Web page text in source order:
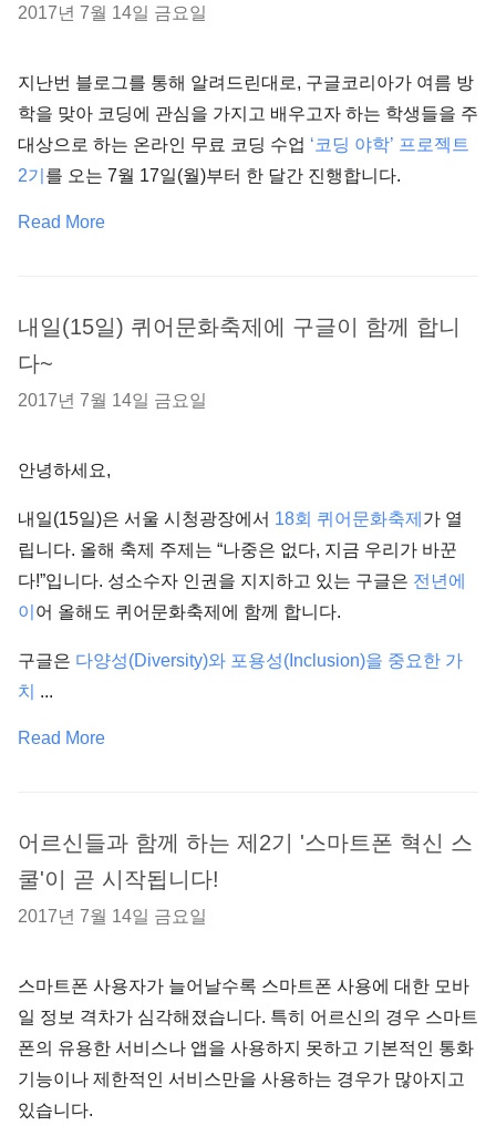
2017년 7월 14일 금요일
지난번 블로그를 통해 알려드린대로, 구글코리아가 여름 방
학을 맞아 코딩에 관심을 가지고 배우고자 하는 학생들을 주
대상으로 하는 온라인 무료 코딩 수업 ‘코딩 야학’ 프로젝트
2기 를 오는 7월 17일(월)부터 한 달간 진행합니다.
Read More
내일(15일) 퀴어문화축제에 구글이 함께 합니
다~
2017년 7월 14일 금요일
안녕하세요,
내일(15일)은 서울 시청광장에서 18회 퀴어문화축제 가 열
립니다. 올해 축제 주제는 “나중은 없다, 지금 우리가 바꾼
다!”입니다. 성소수자 인권을 지지하고 있는 구글은 전년에
이 어 올해도 퀴어문화축제에 함께 합니다.
구글은 다양성(Diversity)와 포용성(Inclusion)을 중요한 가
치
...
Read More
어르신들과 함께 하는 제2기 '스마트폰 혁신 스
쿨'이 곧 시작됩니다!
2017년 7월 14일 금요일
스마트폰 사용자가 늘어날수록 스마트폰 사용에 대한 모바
일 정보 격차가 심각해졌습니다. 특히 어르신의 경우 스마트
폰의 유용한 서비스나 앱을 사용하지 못하고 기본적인 통화
기능이나 제한적인 서비스만을 사용하는 경우가 많아지고
있습니다.